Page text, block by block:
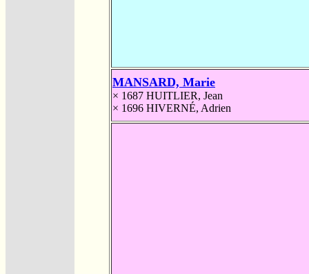
MANSARD, Marie
× 1687 HUITLIER, Jean
× 1696 HIVERNÉ, Adrien